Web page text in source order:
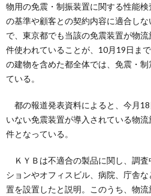
物用の免震・制振装置に関する性能
の基準や顧客との契約内容に適合し
で、東京都でも当該の免震装置が物
件使われていることが、10月19日ま
の建物を含めた都全体では、免震・
ている。
都の報道発表資料によると、今月
いない免震装置が導入されている物
件となっている。
ＫＹＢは不適合の製品に関し、調査
ションやオフィスビル、病院、庁舎
置を設置したと説明。このうち、物